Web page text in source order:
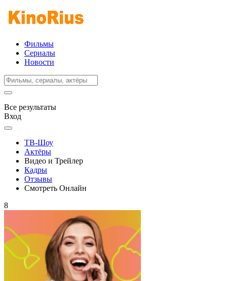
Фильмы
Сериалы
Новости
Все результаты
Вход
ТВ-Шоу
Актёры
Видео и Трейлер
Кадры
Отзывы
Смотреть Онлайн
8